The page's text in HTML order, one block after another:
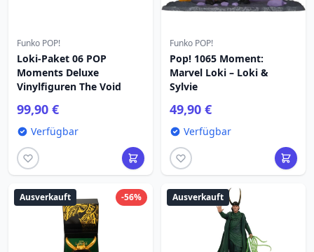
Funko POP!
Loki-Paket 06 POP
Moments Deluxe
Vinylfiguren The Void
99,90 €
Verfügbar
Funko POP!
Pop! 1065 Moment:
Marvel Loki – Loki &
Sylvie
49,90 €
Verfügbar
-56%
Ausverkauft Ausverkauft